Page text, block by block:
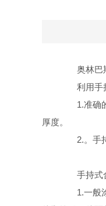
奥林巴斯
利用手持
1.准确的
厚度。
2.。手持
手持式合
1.一般涂